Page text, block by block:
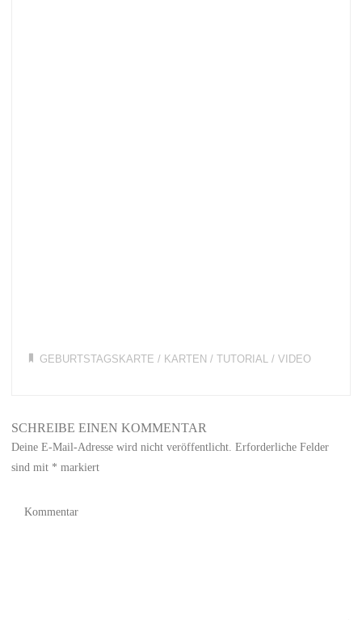
GEBURTSTAGSKARTE / KARTEN /TUTORIAL /VIDEO
SCHREIBE EINEN KOMMENTAR
Deine E-Mail-Adresse wird nicht veröffentlicht. Erforderliche Felder
sind mit * markiert